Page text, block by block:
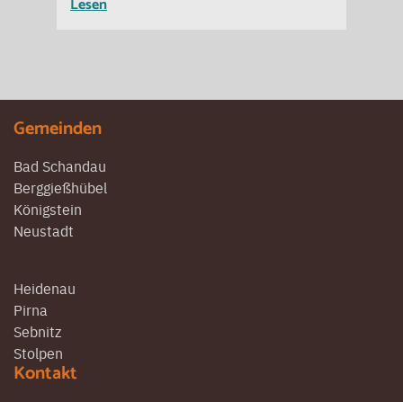
Lesen
Gemeinden
Bad Schandau
Berggießhübel
Königstein
Neustadt
Heidenau
Pirna
Sebnitz
Stolpen
Kontakt